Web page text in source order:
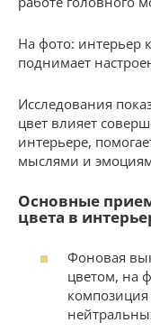
На фото: интерьер
поднимает
Исследования
цвет влияет
интерьере,
мыслями и
Основные
цвета в
Фоновая
цветом, на